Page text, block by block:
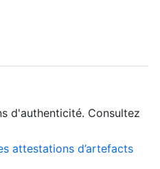
d'authenticité. Consultez
attestations d’artefacts